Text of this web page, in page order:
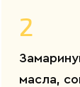
2
масла,